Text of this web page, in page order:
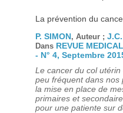
La prévention du
P. SIMON, Auteur ;
Dans REVUE
- N° 4, Septembre
Le cancer du col
peu fréquent dans nos
la mise en place de
primaires et
pour une patiente sur